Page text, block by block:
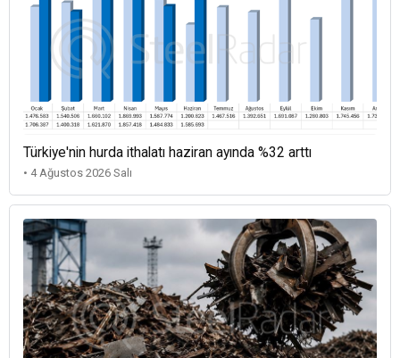
Türkiye'nin hurda ithalatı haziran ayında %32 arttı
• 4 Ağustos 2026 Salı